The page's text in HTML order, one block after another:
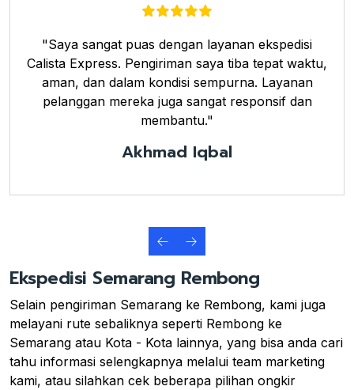
"Saya sangat puas dengan layanan ekspedisi
Calista Express. Pengiriman saya tiba tepat waktu,
aman, dan dalam kondisi sempurna. Layanan
pelanggan mereka juga sangat responsif dan
membantu."
Akhmad Iqbal
Ekspedisi Semarang Rembong
Selain pengiriman Semarang ke Rembong, kami juga
melayani rute sebaliknya seperti Rembong ke
Semarang atau Kota - Kota lainnya, yang bisa anda cari
tahu informasi selengkapnya melalui team marketing
kami, atau silahkan cek beberapa pilihan ongkir